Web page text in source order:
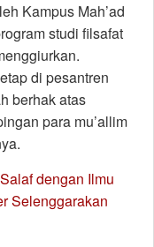
Kampus Mah’ad
studi filsafat
di pesantren
berhak atas
para mu’allim
dengan Ilmu
Selenggarakan